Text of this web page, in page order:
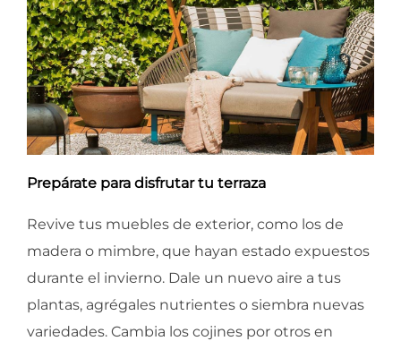
Prepárate para disfrutar tu terraza
Revive tus muebles de exterior, como los de
madera o mimbre, que hayan estado expuestos
durante el invierno. Dale un nuevo aire a tus
plantas, agrégales nutrientes o siembra nuevas
variedades. Cambia los cojines por otros en